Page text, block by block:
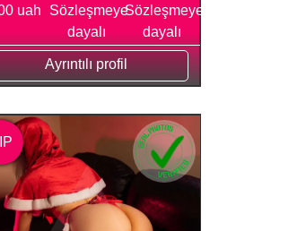
uah
Sözleşmeye
dayalı
Sözleşmeye
dayalı
Ayrıntılı profil